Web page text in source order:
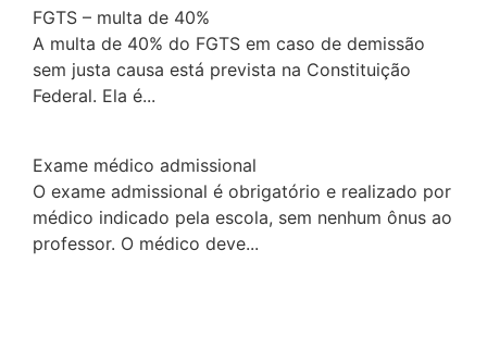
FGTS – multa de 40%
A multa de 40% do FGTS em caso de demissão
sem justa causa está prevista na Constituição
Federal. Ela é...
Exame médico admissional
O exame admissional é obrigatório e realizado por
médico indicado pela escola, sem nenhum ônus ao
professor. O médico deve...